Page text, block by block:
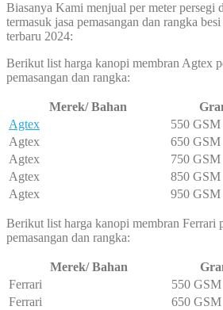
Biasanya Kami menjual per meter persegi
termasuk jasa pemasangan dan rangka
terbaru 2024:
Berikut list harga kanopi membran Agtex
pemasangan dan rangka:
Merek/ Bahan
Agtex
550 GSM
Agtex
650 GSM
Agtex
750 GSM
Agtex
850 GSM
Agtex
950 GSM
Berikut list harga kanopi membran Ferrari
pemasangan dan rangka:
Merek/ Bahan
Ferrari
550 GSM
Ferrari
650 GSM